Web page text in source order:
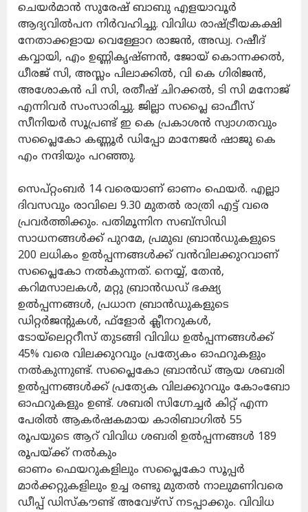
ചെയർമാൻ സുരേഷ് ബാബു എളയാവൂർ
ആദ്യവിൽപന നിർവഹിച്ചു. വിവിധ രാഷ്ട്രീയകക്ഷി
നേതാക്കളായ വെള്ളോറ രാജൻ, അഡ്വ. റഷീദ്
കവ്വായി, എം ഉണ്ണികൃഷ്ണൻ, ജോയ് കൊന്നക്കൽ,
ധീരജ് സി, അസ്ലം പിലാക്കിൽ, വി കെ ഗിരിജൻ,
അശോകൻ പി സി, രതീഷ് ചിറക്കൽ, ടി സി മനോജ്
എന്നിവർ സംസാരിച്ചു. ജില്ലാ സപ്ലൈ ഓഫീസ്
സീനിയർ സൂപ്രണ്ട് ഇ കെ പ്രകാശൻ സ്വാഗതവും
സപ്ലൈകോ കണ്ണൂർ ഡിപ്പോ മാനേജർ ഷാജു കെ
എം നന്ദിയും പറഞ്ഞു.
സെപ്റ്റംബർ 14 വരെയാണ് ഓണം ഫെയർ. എല്ലാ
ദിവസവും രാവിലെ 9.30 മുതൽ രാത്രി എട്ട് വരെ
പ്രവർത്തിക്കും. പതിമൂന്നിന സബ്സിഡി
സാധനങ്ങൾക്ക് പുറമേ, പ്രമുഖ ബ്രാൻഡുകളുടെ
200 ലധികം ഉൽപ്പന്നങ്ങൾക്ക് വൻവിലക്കുറവാണ്
സപ്ലൈകോ നൽകുന്നത്. നെയ്യ്, തേൻ,
കറിമസാലകൾ, മറ്റു ബ്രാൻഡഡ് ഭക്ഷ്യ
ഉൽപ്പന്നങ്ങൾ, പ്രധാന ബ്രാൻഡുകളുടെ
ഡിറ്റർജന്റുകൾ, ഫ്ളോർ ക്ലീനറുകൾ,
ടോയ്ലെറ്ററീസ് തുടങ്ങി വിവിധ ഉൽപ്പന്നങ്ങൾക്ക്
45% വരെ വിലക്കുറവും പ്രത്യേകം ഓഫറുകളും
നൽകുന്നുണ്ട്. സപ്ലൈകോ ബ്രാൻഡ് ആയ ശബരി
ഉൽപ്പന്നങ്ങൾക്ക് പ്രത്യേക വിലക്കുറവും കോംബോ
ഓഫറുകളും ഉണ്ട്. ശബരി സിഗ്നേച്ചർ കിറ്റ് എന്ന
പേരിൽ ആകർഷകമായ കാരിബാഗിൽ 55
രൂപയുടെ ആറ് വിവിധ ശബരി ഉൽപ്പന്നങ്ങൾ 189
രൂപയ്ക്ക് നൽകും
ഓണം ഫെയറുകളിലും സപ്ലൈകോ സൂപ്പർ
മാർക്കറ്റുകളിലും ഉച്ച രണ്ടു മുതൽ നാലുമണിവരെ
ഡീപ്പ് ഡിസ്‌കൗണ്ട് അവേഴ്സ് നടപ്പാക്കും. വിവിധ